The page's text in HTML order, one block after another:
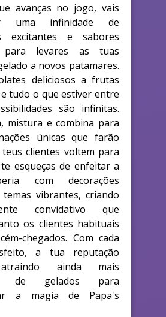
avanças no jogo, vais
uma infinidade de
excitantes e sabores
para levares as tuas
a novos patamares.
deliciosos a frutas
tudo o que estiver entre
são infinitas.
mistura e combina para
únicas que farão
clientes voltem para
esqueças de enfeitar a
com decorações
vibrantes, criando
convidativo que
os clientes habituais
chegados. Com cada
a tua reputação
ainda mais
de gelados para
a magia de Papa's